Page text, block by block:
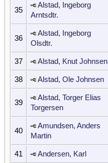
35
Alstad, Ingeborg
Arntsdtr.
36
Alstad, Ingeborg
Olsdtr.
37 Alstad, Knut Johnsen
38 Alstad, Ole Johnsen
39
Alstad, Torger Elias
Torgersen
40
Amundsen, Anders
Martin
41 Andersen, Karl